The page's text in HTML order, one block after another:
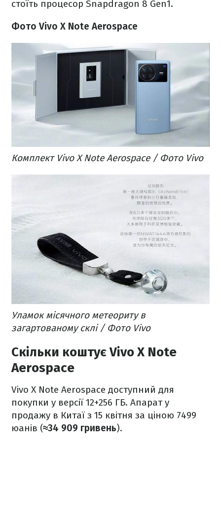
стоїть процесор Snapdragon 8 Gen1.
Фото Vivo X Note Aerospace
Комплект Vivo X Note Aerospace / Фото Vivo
Уламок місячного метеориту в
загартованому склі / Фото Vivo
Скільки коштує Vivo X Note
Aerospace
Vivo X Note Aerospace доступний для
покупки у версії 12+256 ГБ. Апарат у
продажу в Китаї з 15 квітня за ціною 7499
юанів (≈34 909 гривень).